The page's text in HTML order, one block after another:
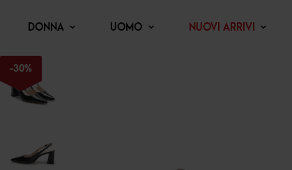
DONNA UOMO NUOVI ARRIVI
-30%